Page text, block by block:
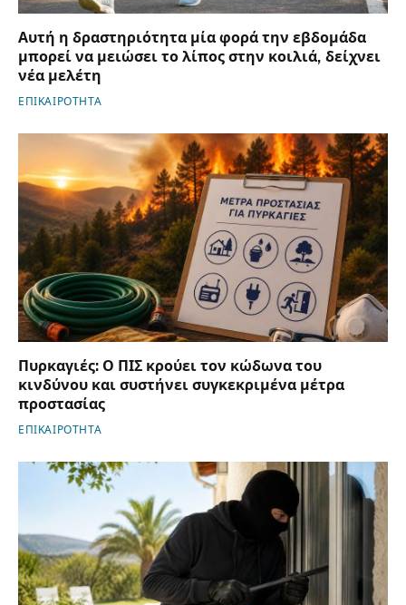
Αυτή η δραστηριότητα μία φορά την εβδομάδα
μπορεί να μειώσει το λίπος στην κοιλιά, δείχνει
νέα μελέτη
ΕΠΙΚΑΙΡΟΤΗΤΑ
Πυρκαγιές: Ο ΠΙΣ κρούει τον κώδωνα του
κινδύνου και συστήνει συγκεκριμένα μέτρα
προστασίας
ΕΠΙΚΑΙΡΟΤΗΤΑ